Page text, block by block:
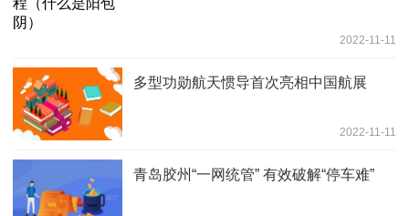
2022-11-11
多型功勋航天惯导首次亮相中国航展
2022-11-11
青岛胶州“一网统管” 有效破解“停车难”